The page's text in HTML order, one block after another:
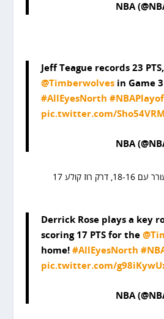
Jeff Teague records 23
@Timberwolves in Game
#AllEyesNorth
pic.twitter.com/
וויגינס עם 20, קא"ט מתעורר עם 18-16, דרק רוז קולע 17
Derrick Rose plays a key
scoring 17 PTS for the
home!#AllEyesNorth
pic.twitter.com/